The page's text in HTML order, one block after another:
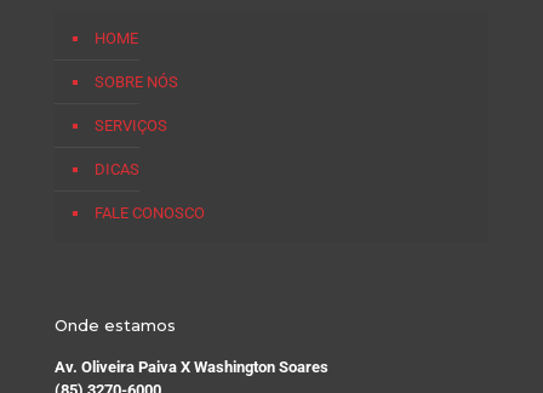
HOME
SOBRE NÓS
SERVIÇOS
DICAS
FALE CONOSCO
Onde estamos
Av. Oliveira Paiva X Washington Soares